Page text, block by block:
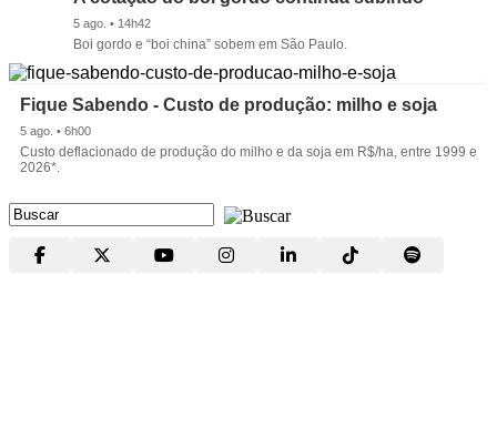
5 ago. • 14h42
Boi gordo e “boi china” sobem em São Paulo.
Fique Sabendo - Custo de produção: milho e soja
5 ago. • 6h00
Custo deflacionado de produção do milho e da soja em R$/ha, entre 1999 e
2026*.